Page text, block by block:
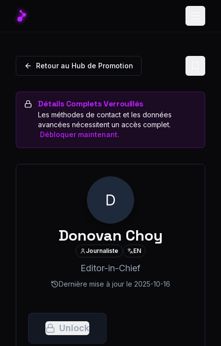
Retour au Hub de Promotion
Détails Complets Verrouillés
Les méthodes de contact et les données
avancées nécessitent un accès complet.
Débloquer maintenant.
D
Donovan Choy
Journaliste EN
Editor-in-Chief
Dernière mise à jour le 2025-10-16
Unlock